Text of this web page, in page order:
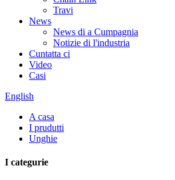
Travi
News
News di a Cumpagnia
Notizie di l'industria
Cuntatta ci
Video
Casi
English
A casa
I prudutti
Unghie
I categurie